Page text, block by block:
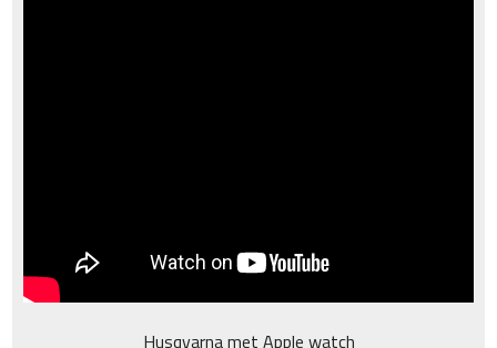
Husqvarna met Apple watch